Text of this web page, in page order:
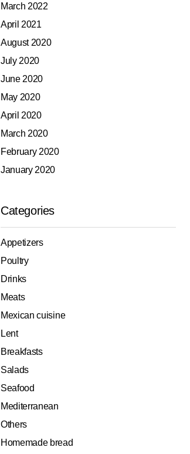
March 2022
April 2021
August 2020
July 2020
June 2020
May 2020
April 2020
March 2020
February 2020
January 2020
Categories
Appetizers
Poultry
Drinks
Meats
Mexican cuisine
Lent
Breakfasts
Salads
Seafood
Mediterranean
Others
Homemade bread